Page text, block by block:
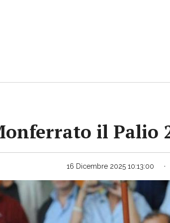
il Palio
16 Dicembre 2025 10:13:00